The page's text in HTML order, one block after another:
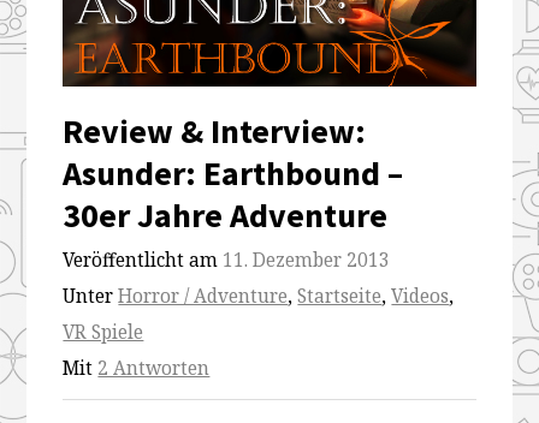
adventure
adventure
adventureadventure
Review & Interview:
Asunder: Earthbound –
30er Jahre Adventure
Veröffentlicht am 11. Dezember 2013
UnterHorror / Adventure,Startseite,Videos,
VR Spiele
Mit 2 Antworten